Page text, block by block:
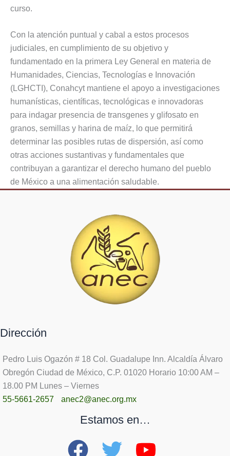
curso.
Con la atención puntual y cabal a estos procesos
judiciales, en cumplimiento de su objetivo y
fundamentado en la primera Ley General en materia de
Humanidades, Ciencias, Tecnologías e Innovación
(LGHCTI), Conahcyt mantiene el apoyo a investigaciones
humanísticas, científicas, tecnológicas e innovadoras
para indagar presencia de transgenes y glifosato en
granos, semillas y harina de maíz, lo que permitirá
determinar las posibles rutas de dispersión, así como
otras acciones sustantivas y fundamentales que
contribuyan a garantizar el derecho humano del pueblo
de México a una alimentación saludable.
Dirección
Pedro Luis Ogazón # 18 Col. Guadalupe Inn. Alcaldía Álvaro
Obregón Ciudad de México, C.P. 01020 Horario 10:00 AM –
18.00 PM Lunes – Viernes
55-5661-2657
anec2@anec.org.mx
Estamos en…